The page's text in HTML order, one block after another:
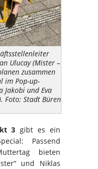
Ulucay (Mister –
zusammen
im Pop-up-
Jakobi und Eva
Foto: Stadt Büren
3 gibt es ein
Passend
bieten
und Niklas